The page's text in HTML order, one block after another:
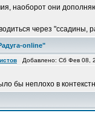
наоборот они
через "ссадины,
online"
Добавлено: Сб Фев 08,
бы неплохо в